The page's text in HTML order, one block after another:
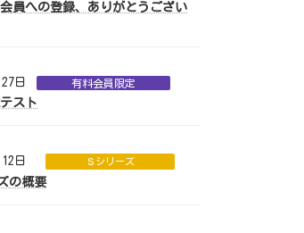
員への登録、ありがとうござい
日 有料会員限定
スト
日 Ｓシリーズ
の概要